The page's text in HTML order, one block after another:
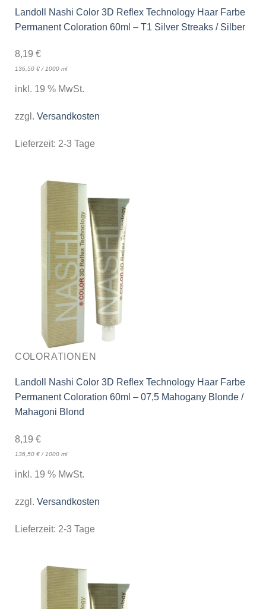
Landoll Nashi Color 3D Reflex Technology Haar Farbe
Permanent Coloration 60ml – T1 Silver Streaks / Silber
8,19 €
136,50 €/1000 ml
inkl. 19 % MwSt.
zzgl. Versandkosten
Lieferzeit: 2-3 Tage
COLORATIONEN
Landoll Nashi Color 3D Reflex Technology Haar Farbe
Permanent Coloration 60ml – 07,5 Mahogany Blonde /
Mahagoni Blond
8,19 €
136,50 €/ 1000 ml
inkl. 19 % MwSt.
zzgl. Versandkosten
Lieferzeit: 2-3 Tage